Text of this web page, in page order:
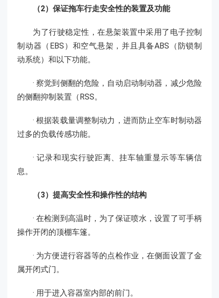
（2）保证拖车行走安全性的装置及功能
为了行驶稳定性，在悬架装置中采用了电子控制
制动器（EBS）和空气悬架，并且具备ABS（防锁制
动系统）和以下功能。
· 察觉到侧翻的危险，自动启动制动器，减少危险
的侧翻抑制装置（RSS。
· 根据装载量调整制动力，进而防止空车时制动器
过多的负载传感功能。
· 记录和现实行驶距离、挂车轴重显示等车辆信
息。
（3）提高安全性和操作性的结构
· 在检测到高温时，为了保证喷水，设置了可手柄
操作开闭的顶棚车篷。
· 为方便进行容器等的点检作业，在侧面设置了金
属开闭式门。
· 用于进入容器室内部的前门。